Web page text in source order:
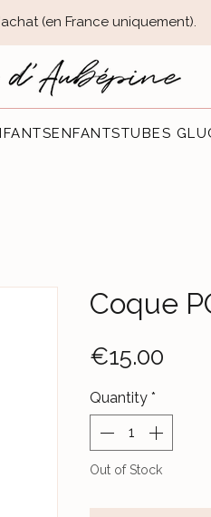
(en France uniquement).​
ENFANTSTUBES
Coque
€15.00
Quantity *
Out of Stock